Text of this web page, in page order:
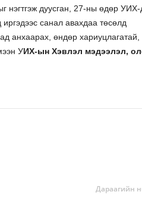
нэгтгэж дуусган, 27-ны өдөр УИХ-
санал авахдаа төсөлд
анхаарах, өндөр хариуцлагатай,
УИХ-ын Хэвлэл мэдээлэл,
Дараагийн